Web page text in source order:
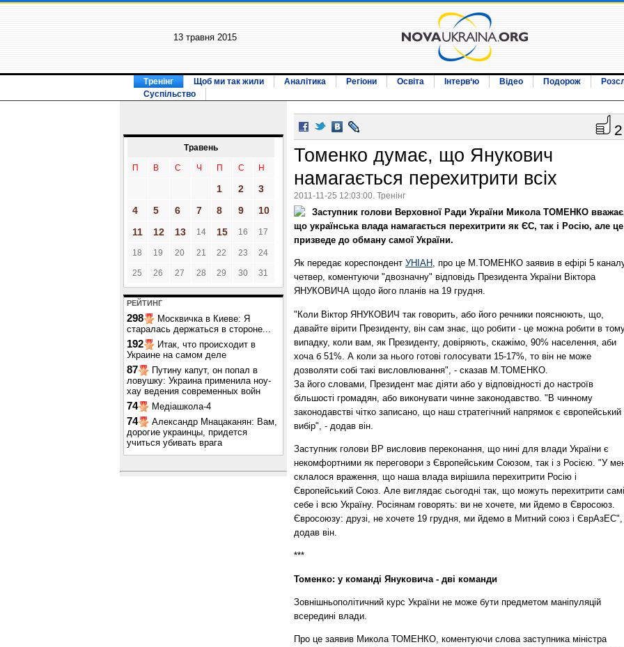
13 травня 2015
Тренінг Щоб ми так жили Аналітика Регіони Освіта Інтерв‘ю Відео Подорож
Суспільство
Травень
П В С Ч П С Н
1 2
3
4
5 6 7 8 9
10
11
12 13 14 15 16 17
18 19 20 21 22 23 24
25 26 27 28 29 30 31
РЕЙТИНГ
298
Москвичка в Киеве: Я
старалась держаться в стороне...
192
Итак, что происходит в
Украине на самом деле
87
Путину капут, он попал в
ловушку: Украина применила ноу-
хау ведения современных войн
74 Медіашкола-4
74
Александр Мнацаканян: Вам,
дорогие украинцы, придется
учиться убивать врага
2
Томенко думає, що Янукович
намагається перехитрити всіх
2011-11-25 12:03:00. Тренінг
Заступник голови Верховної Ради України Микола ТОМЕНКО
що українська влада намагається перехитрити як ЄС, так і Росію, але це
призведе до обману самої України.
Як передає кореспондент УНІАН, про це М.ТОМЕНКО заявив в ефірі 5
четвер, коментуючи "двозначну" відповідь Президента України Віктора
ЯНУКОВИЧА щодо його планів на 19 грудня.
"Коли Віктор ЯНУКОВИЧ так говорить, або його речники пояснюють, що,
давайте вірити Президенту, він сам знає, що робити - це можна робити в
випадку, коли вам, як Президенту, довіряють, скажімо, 90% населення, аби
хоча б 51%. А коли за нього готові голосувати 15-17%, то він не може
дозволяти собі такі висловлювання", - сказав М.ТОМЕНКО.
За його словами, Президент має діяти або у відповідності до настроїв
більшості громадян, або виконувати чинне законодавство. "В чинному
законодавстві чітко записано, що наш стратегічний напрямок є європейський
вибір", - додав він.
Заступник голови ВР висловив переконання, що нині для влади України є
некомфортними як переговори з Європейським Союзом, так і з Росією. "У
склалося враження, що наша влада вирішила перехитрити Росію і
Європейський Союз. Але виглядає сьогодні так, що можуть перехитрити самі
себе і всю Україну. Росіянам говорять: ви не хочете, ми йдемо в Євросоюз.
Євросоюзу: друзі, не хочете 19 грудня, ми йдемо в Митний союз і
додав він.
***
Томенко: у команді Януковича - дві команди
Зовнішньополітичний курс України не може бути предметом маніпуляцій
всередині влади.
Про це заявив Микола ТОМЕНКО, коментуючи слова заступника міністра